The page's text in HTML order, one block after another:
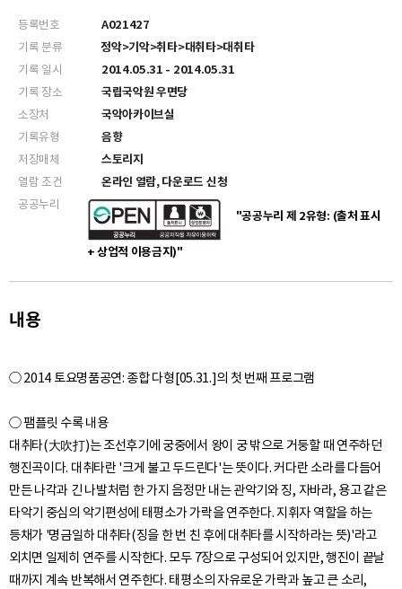
등록번호
A021427
기록 분류
정악>기악>취타>대취타>대취타
기록 일시
2014.05.31 - 2014.05.31
기록 장소
국립국악원 우면당
소장처
국악아카이브실
기록유형
음향
저장매체
스토리지
열람 조건
온라인 열람, 다운로드 신청
공공누리
"공공누리 제 2유형: (출처 표시
+ 상업적 이용금지)"
내용
○ 2014 토요명품공연: 종합 다형[05.31.]의 첫 번째 프로그램
○ 팸플릿 수록 내용
대취타(大吹打)는 조선후기에 궁중에서 왕이 궁 밖으로 거둥할 때 연주하던
행진곡이다. 대취타란 '크게 불고 두드린다'는 뜻이다. 커다란 소라를 다듬어
만든 나각과 긴 나발처럼 한 가지 음정만 내는 관악기와 징, 자바라, 용고 같은
타악기 중심의 악기편성에 태평소가 가락을 연주한다. 지휘자 역할을 하는
등채가 '명금일하 대취타(징을 한 번 친 후에 대취타를 시작하라는 뜻)'라고
외치면 일제히 연주를 시작한다. 모두 7장으로 구성되어 있지만, 행진이 끝날
때까지 계속 반복해서 연주한다. 태평소의 자유로운 가락과 높고 큰 소리,